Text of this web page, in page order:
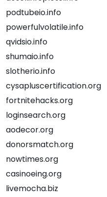
podtubeio.info
powerfulvolatile.info
qvidsio.info
shumaio.info
slotherio.info
cysapluscertification.org
fortnitehacks.org
loginsearch.org
aodecor.org
donorsmatch.org
nowtimes.org
casinoeing.org
livemocha.biz